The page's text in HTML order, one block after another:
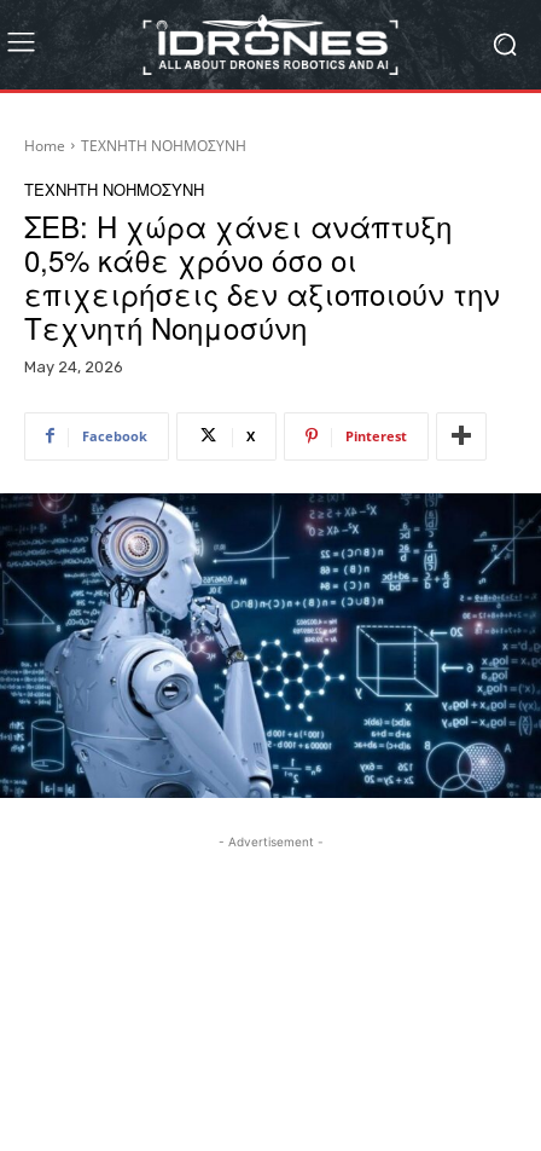
Home ΤΕΧΝΗΤΗ ΝΟΗΜΟΣΥΝΗ
ΤΕΧΝΗΤΗ ΝΟΗΜΟΣΥΝΗ
ΣΕΒ: Η χώρα χάνει ανάπτυξη
0,5% κάθε χρόνο όσο οι
επιχειρήσεις δεν αξιοποιούν την
Τεχνητή Νοημοσύνη
May 24, 2026
Facebook X Pinterest
- Advertisement -